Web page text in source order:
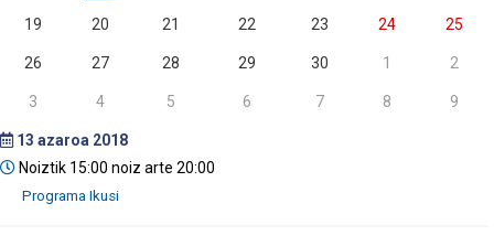
19 20 21 22 23 24 25
26 27 28 29 30 1 2
3 4 5 6 7 8 9
13 azaroa 2018
Noiztik 15:00 noiz arte 20:00